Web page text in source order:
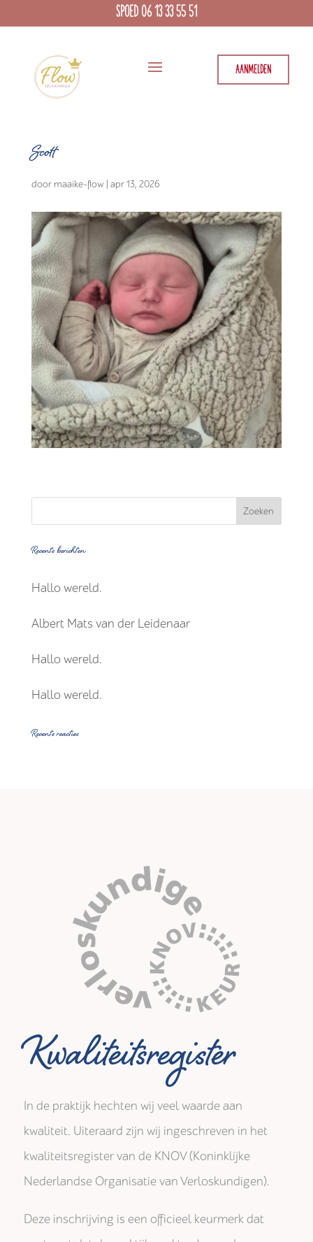
SPOED 06 13 33 55 51
AANMELDEN
Scott
door maaike-flow | apr 13, 2026
Recente berichten
Hallo wereld.
Albert Mats van der Leidenaar
Hallo wereld.
Hallo wereld.
Recente reacties
Kwaliteitsregister
In de praktijk hechten wij veel waarde aan
kwaliteit. Uiteraard zijn wij ingeschreven in het
kwaliteitsregister van de KNOV (Koninklijke
Nederlandse Organisatie van Verloskundigen).
Deze inschrijving is een officieel keurmerk dat